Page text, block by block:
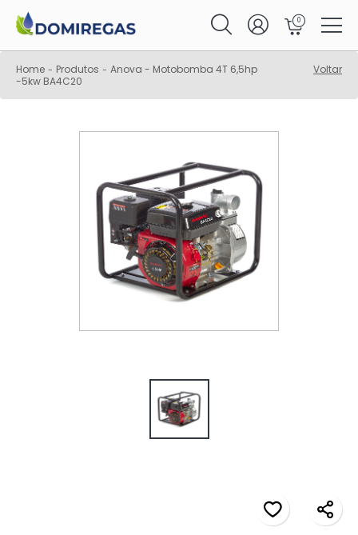
0
Home - Produtos - Anova - Motobomba 4T 6,5hp
-5kw BA4C20
Voltar